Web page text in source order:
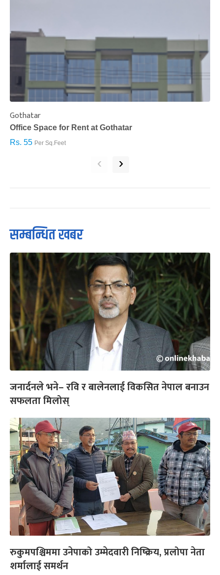
Gothatar
Office Space for Rent at Gothatar
Rs. 55 Per Sq.Feet
‹ ›
सम्बन्धित खबर
जनार्दनले भने– रवि र बालेनलाई विकसित नेपाल बनाउन
सफलता मिलोस्
रुकुमपश्चिममा उनेपाको उम्मेदवारी निष्क्रिय, प्रलोपा नेता
शर्मालाई समर्थन